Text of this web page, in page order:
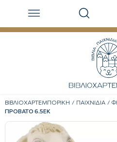
ΒΙΒΛΙΟΧΑΡΤΕΜΠΟΡΙΚΗ ΠΑΙΧΝΙΔΙΑ
ΠΡΟΒΑΤΟ 6.5ΕΚ